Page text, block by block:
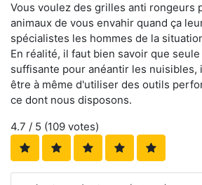
Vous voulez des grilles anti rongeurs
animaux de vous envahir quand ça
spécialistes les hommes de la
En réalité, il faut bien savoir que
suffisante pour anéantir les nuisibles,
être à même d'utiliser des outils
ce dont nous disposons.
4.7 / 5 (109 votes)